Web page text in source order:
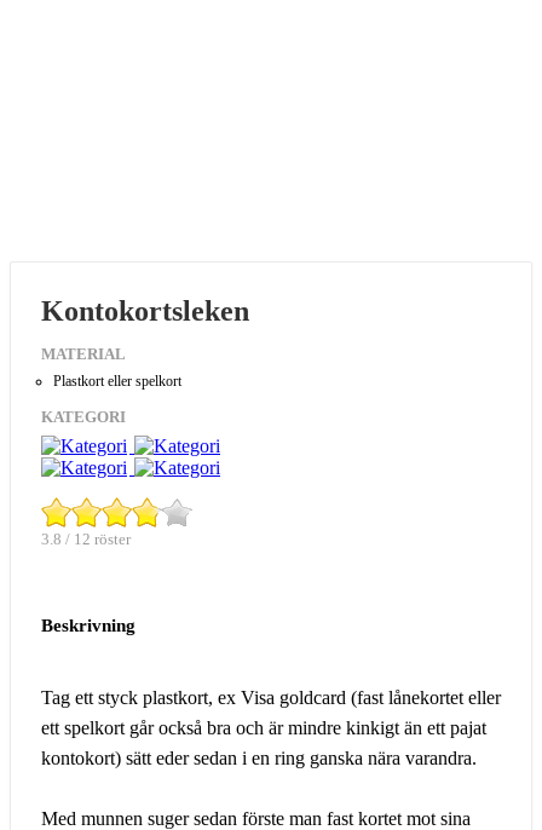
Kontokortsleken
MATERIAL
Plastkort eller spelkort
KATEGORI
3.8 / 12 röster
Beskrivning
Tag ett styck plastkort, ex Visa goldcard (fast lånekortet eller
ett spelkort går också bra och är mindre kinkigt än ett pajat
kontokort) sätt eder sedan i en ring ganska nära varandra.
Med munnen suger sedan förste man fast kortet mot sina